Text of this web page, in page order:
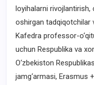
loyihalarni rivojlantirish,
oshirgan tadqiqotchilar
Kafedra professor-
uchun Respublika va
O‘zbekiston
jamg‘armasi, Erasmus